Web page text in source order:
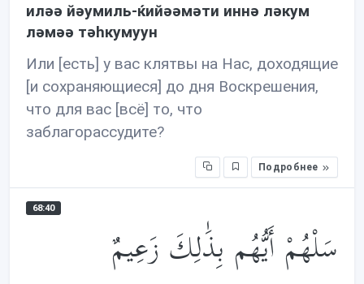
илəə йəумиль-ќийəəмəти иннə лəкум
лəмəə тəhкумуун
Или [есть] у вас клятвы на Нас, доходящие
[и сохраняющиеся] до дня Воскрешения,
что для вас [всё] то, что
заблагорассудите?
Подробнее
68:40
سَلْهُمْ أَيُّهُم بِذَ‌ٰلِكَ زَعِيمٌ